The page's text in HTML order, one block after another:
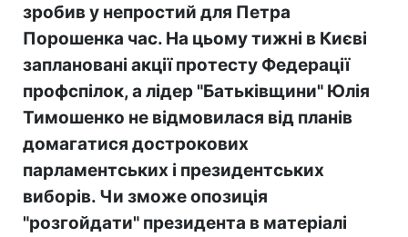
зробив у непростий для Петра
Порошенка час. На цьому тижні в Києві
заплановані акції протесту Федерації
профспілок, а лідер "Батьківщини" Юлія
Тимошенко не відмовилася від планів
домагатися дострокових
парламентських і президентських
виборів. Чи зможе опозиція
"розгойдати" президента в матеріалі